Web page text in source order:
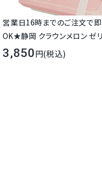
営業日16時までのご注文で
OK★静岡 クラウンメロン ゼ
3,850 (税込)